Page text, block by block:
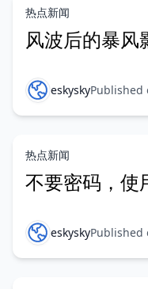
热点新闻
风波后的暴风
eskyskyPublished
热点新闻
不要密码，使
eskyskyPublished